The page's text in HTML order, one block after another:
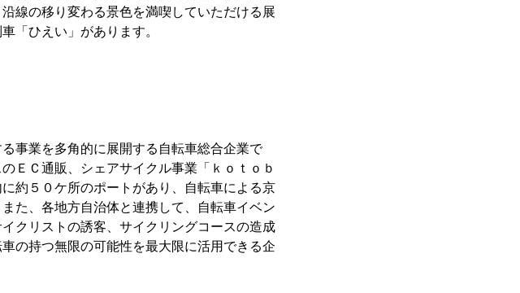
線の移り変わる景色を満喫していただける展
「ひえい」があります。
事業を多角的に展開する自転車総合企業で
ＥＣ通販、シェアサイクル事業「ｋｏｔｏｂ
約５０ケ所のポートがあり、自転車による京
た、各地方自治体と連携して、自転車イベン
クリストの誘客、サイクリングコースの造成
の持つ無限の可能性を最大限に活用できる企